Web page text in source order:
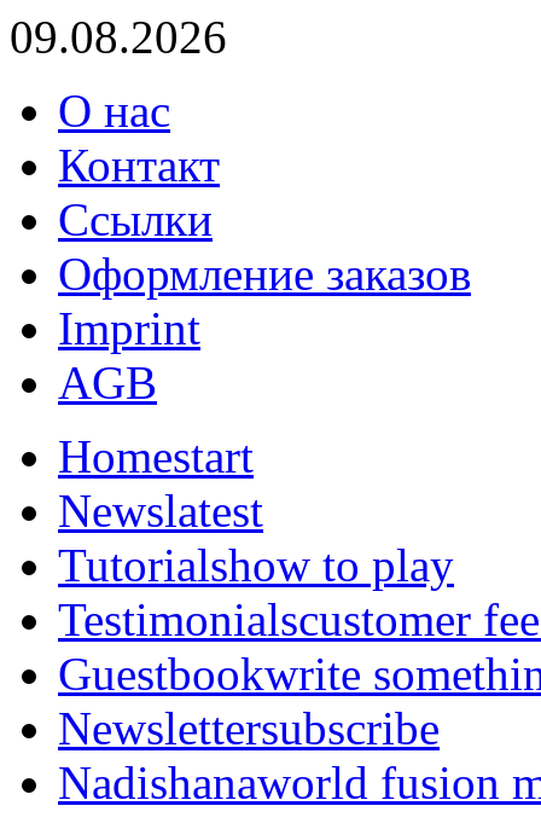
09.08.2026
О нас
Контакт
Ссылки
Оформление заказов
Imprint
AGB
Homestart
Newslatest
Tutorialshow to play
Testimonialscustomer
Guestbookwrite
Newslettersubscribe
Nadishanaworld fusion